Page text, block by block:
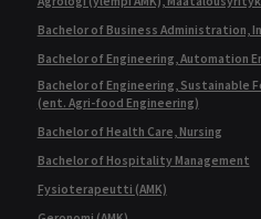
Bachelor of Business Administration,
Bachelor of Engineering, Automation
Bachelor of Engineering, Sustainable
(ent. Agri-food Engineering)
Bachelor of Health Care, Nursing
Bachelor of Hospitality Management
Fysioterapeutti (AMK)